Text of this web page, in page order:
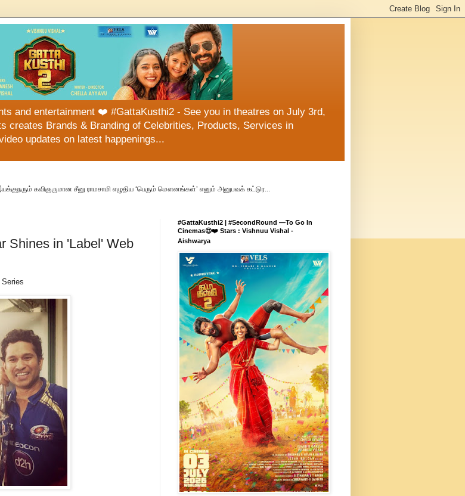
and entertainment ❤️ #GattaKusthi2 - See you in theatres on July 3rd,
creates Brands & Branding of Celebrities, Products, Services in
updates on latest happenings...
கவிஞருமான சீனு ராமசாமி எழுதிய ‘பெரும் மௌனங்கள்’ எனும் அனுபவக் கட்டுர...
Shines in 'Label' Web
#GattaKusthi2 | #SecondRound —To Go In
Cinemas😍❤️ Stars : Vishnuu Vishal -
Aishwarya